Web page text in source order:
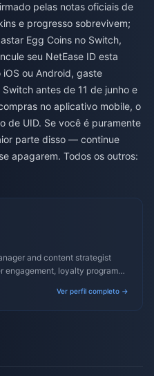
pelas notas oficiais de
e progresso sobrevivem;
Egg Coins no Switch,
seu NetEase ID esta
ou Android, gaste
antes de 11 de junho e
no aplicativo mobile, o
de UID. Se você é puramente
parte disso — continue
apagarem. Todos os outros:
and content strategist
engagement, loyalty programs,
Ver perfil completo →